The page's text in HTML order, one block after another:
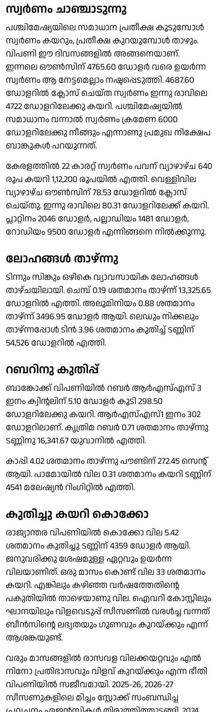
സ്വര്‍ണം ചാഞ്ചാടുന്നു
പശ്ചിമേഷ്യയിലെ സമാധാന പ്രതീക്ഷ കൂടുമ്പോള്‍
സ്വര്‍ണം കയറും, പ്രതീക്ഷ കുറയുമ്പോള്‍ താഴും.
വിപണി ഈ ദിവസങ്ങളില്‍ അങ്ങനെയാണ്.
ഇന്നലെ ഔണ്‍സിന് 4765.60 ഡോളര്‍ വരെ ഉയര്‍ന്ന
സ്വര്‍ണം ആ നേട്ടമെല്ലാം നഷ്ടപ്പെടുത്തി. 4687.60
ഡോളറില്‍ ക്ലോസ് ചെയ്ത സ്വര്‍ണം ഇന്നു രാവിലെ
4722 ഡോളറിലേക്കു കയറി. പശ്ചിമേഷ്യയില്‍
സമാധാനം വന്നാല്‍ സ്വര്‍ണം ക്രമേണ 6000
ഡോളറിലേക്കു നീങ്ങും എന്നാണു പ്രമുഖ നിക്ഷേപ
ബാങ്കുകള്‍ പറയുന്നത്.
കേരളത്തില്‍ 22 കാരറ്റ് സ്വര്‍ണം പവന് വ്യാഴാഴ്ച 640
രൂപ കയറി 1,12,200 രൂപയില്‍ എത്തി. വെള്ളിവില
വ്യാഴാഴ്ച ഔണ്‍സിന് 78.53 ഡോളറില്‍ ക്ലോസ്
ചെയ്തു. ഇന്നു രാവിലെ 80.31 ഡോളറിലേക്ക് കയറി.
പ്ലാറ്റിനം 2046 ഡോളര്‍, പല്ലാഡിയം 1481 ഡോളര്‍,
റോഡിയം 9500 ഡോളര്‍ എന്നിങ്ങനെ നില്‍ക്കുന്നു.
ലോഹങ്ങള്‍ താഴ്ന്നു
ടിന്നും സിങ്കും ഒഴികെ വ്യാവസായിക ലോഹങ്ങള്‍
താഴ്ചയിലായി. ചെമ്പ് 0.19 ശതമാനം താഴ്ന്ന് 13,325.65
ഡോളറില്‍ എത്തി. അലൂമിനിയം 0.88 ശതമാനം
താഴ്ന്ന് 3496.95 ഡോളര്‍ ആയി. ലെഡും നിക്കലും
താഴ്ന്നപ്പോള്‍ ടിന്‍ 3.96 ശതമാനം കുതിച്ച് ടണ്ണിന്
54,526 ഡോളറില്‍ എത്തി.
റബറിനു കുതിപ്പ്
ബാങ്കോക്ക് വിപണിയില്‍ റബര്‍ ആര്‍എസ്എസ് 3
ഇനം ക്വിന്റലിന് 5.10 ഡോളര്‍ കൂടി 298.50
ഡോളറിലേക്കു കയറി. ആര്‍എസ്എസ്1 ഇനം 302
ഡോളറിലാണ്. കൃത്രിമ റബര്‍ 0.71 ശതമാനം താഴ്ന്നു
ടണ്ണിനു 16,341.67 യുവാനില്‍ എത്തി.
കാപ്പി 4.02 ശതമാനം താഴ്ന്നു പൗണ്ടിന് 272.45 സെന്റ്
ആയി. പാമോയില്‍ വില 0.31 ശതമാനം കയറി ടണ്ണിന്
4541 മലേഷ്യന്‍ റിംഗിറ്റില്‍ എത്തി.
കുതിച്ചു കയറി കൊക്കോ
രാജ്യാന്തര വിപണിയില്‍ കൊക്കോ വില 5.42
ശതമാനം കുതിച്ചു ടണ്ണിന് 4359 ഡോളര്‍ ആയി.
ജനുവരിക്കു ശേഷമുള്ള ഏറ്റവും ഉയര്‍ന്ന
വിലയാണിത്. ഒരു മാസം കൊണ്ട് വില 33 ശതമാനം
കയറി. എങ്കിലും കഴിഞ്ഞ വര്‍ഷത്തേതിന്റെ
പകുതിയില്‍ താഴെയാണു വില. ഐവറി കോസ്റ്റിലും
ഘാനയിലും വിളവെടുപ്പ് സീസണില്‍ വരള്‍ച്ച വന്നത്
ബീന്‍സിന്റെ ലഭ്യതയും ഗുണവും കുറയ്ക്കും എന്ന്
ആശങ്കയുണ്ട്.
വരും മാസങ്ങളില്‍ രാസവള വിലക്കയറ്റവും എല്‍
നിനോ പ്രതിഭാസവും വിളവ് കുറയ്ക്കും എന്ന ഭീതി
വിപണിയില്‍ സജീവമായി. 2025-26, 2026-27
സീസണുകളിലെ മിച്ചം സ്റ്റോക്ക് സംബന്ധിച്ച